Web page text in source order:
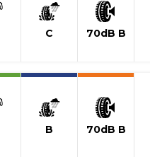
C 70dB B
B 70dB B